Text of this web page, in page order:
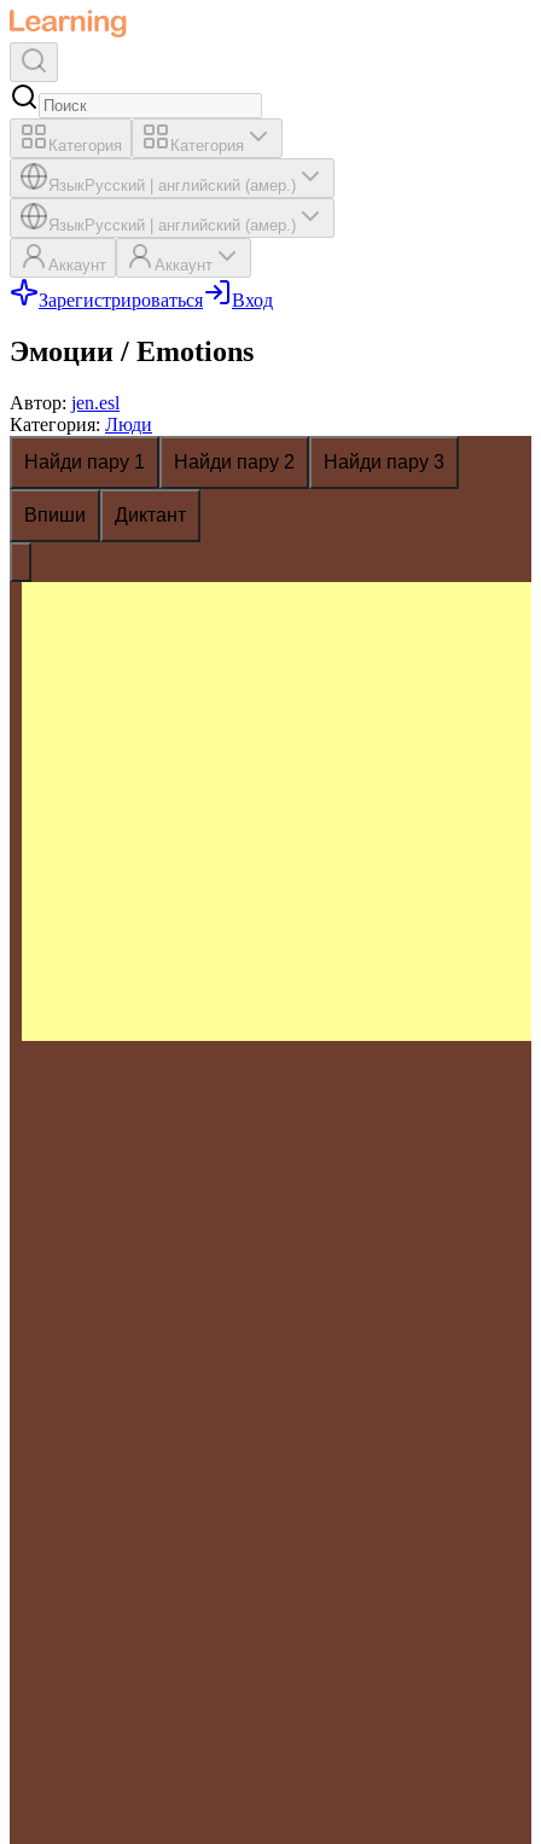
Категория Категория
ЯзыкРусский английский (амер.)
ЯзыкРусский английский (амер.)
Аккаунт Аккаунт
Зарегистрироваться Вход
Эмоции / Emotions
Автор: jen.esl
Категория: Люди
Найди пару 1
Найди пару 2 Найди пару 3
Впиши Диктант